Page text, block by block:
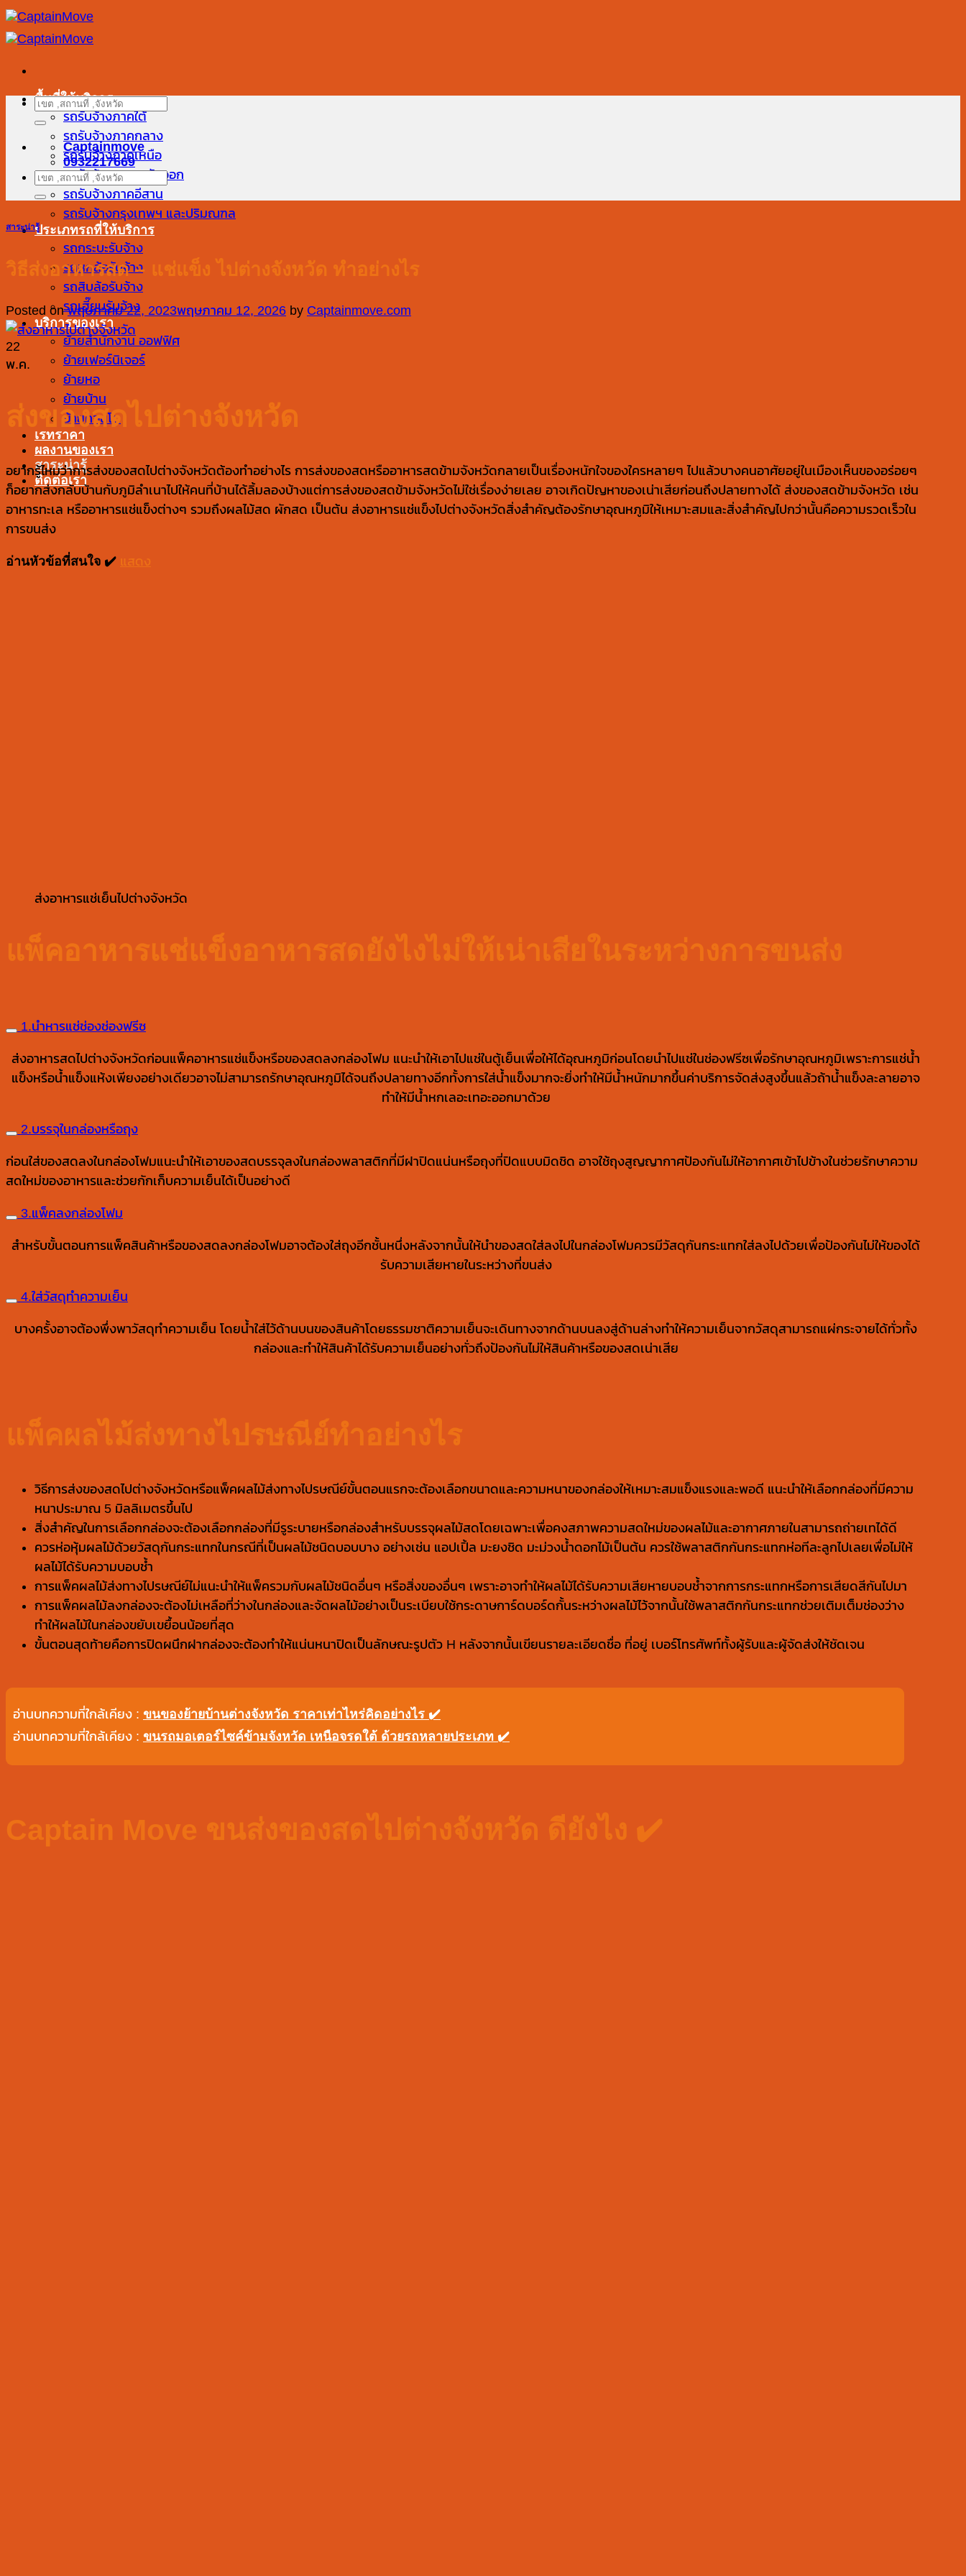
ข้าม
ไป
เนื้อหา
พื้นที่ให้บริการ
รถรับจ้างภาคใต้
รถรับจ้างภาคกลาง
รถรับจ้างภาคเหนือ
รถรับจ้างภาคตะวันออก
รถรับจ้างภาคอีสาน
รถรับจ้างกรุงเทพฯ และปริมณฑล
ประเภทรถที่ให้บริการ
รถกระบะรับจ้าง
รถหกล้อรับจ้าง
รถสิบล้อรับจ้าง
รถเฮี๊ยบรับจ้าง
บริการของเรา
ย้ายสำนักงาน ออฟฟิศ
ย้ายเฟอร์นิเจอร์
ย้ายหอ
ย้ายบ้าน
ย้ายคอนโด
เรทราคา
ผลงานของเรา
สาระน่ารู้
ติดต่อเรา
ค้นหา:
Captainmove
0932217669
ค้นหา:
สาระน่ารู้
วิธีส่งอาหารสด – แช่แข็ง ไปต่างจังหวัด ทำอย่างไร
Posted onพฤษภาคม 22, 2023พฤษภาคม 12, 2026 by Captainmove.com
22
พ.ค.
ส่งของสดไปต่างจังหวัด
อยากรู้ไหมว่าการส่งของสดไปต่างจังหวัดต้องทำอย่างไร การส่งของสดหรืออาหารสดข้ามจังหวัดกลายเป็นเรื่องหนักใจของใครหลายๆ ไปแล้วบางคนอาศัยอยู่ในเมืองเห็นของอร่อยๆ
ก็อยากส่งกลับบ้านกับภูมิลำเนาไปให้คนที่บ้านได้ลิ้มลองบ้างแต่การส่งของสดข้ามจังหวัดไม่ใช่เรื่องง่ายเลย อาจเกิดปัญหาของเน่าเสียก่อนถึงปลายทางได้ ส่งของสดข้ามจังหวัด เช่น
อาหารทะเล หรืออาหารแช่แข็งต่างๆ รวมถึงผลไม้สด ผักสด เป็นต้น ส่งอาหารแช่แข็งไปต่างจังหวัดสิ่งสำคัญต้องรักษาอุณหภูมิให้เหมาะสมและสิ่งสำคัญไปกว่านั้นคือความรวดเร็วใน
การขนส่ง
อ่านหัวข้อที่สนใจ ✔️ แสดง
ส่งอาหารแช่เย็นไปต่างจังหวัด
แพ็คอาหารแช่แข็งอาหารสดยังไงไม่ให้เน่าเสียในระหว่างการขนส่ง
1.นำหารแช่ช่องช่องฟรีซ
ส่งอาหารสดไปต่างจังหวัดก่อนแพ็คอาหารแช่แข็งหรือของสดลงกล่องโฟม แนะนำให้เอาไปแช่ในตู้เย็นเพื่อให้ได้อุณหภูมิก่อนโดยนำไปแช่ในช่องฟรีซเพื่อรักษาอุณหภูมิเพราะการแช่น้ำ
แข็งหรือน้ำแข็งแห้งเพียงอย่างเดียวอาจไม่สามารถรักษาอุณหภูมิได้จนถึงปลายทางอีกทั้งการใส่น้ำแข็งมากจะยิ่งทำให้มีน้ำหนักมากขึ้นค่าบริการจัดส่งสูงขึ้นแล้วถ้าน้ำแข็งละลายอาจ
ทำให้มีน้ำหกเลอะเทอะออกมาด้วย
2.บรรจุในกล่องหรือถุง
ก่อนใส่ของสดลงในกล่องโฟมแนะนำให้เอาของสดบรรจุลงในกล่องพลาสติกที่มีฝาปิดแน่นหรือถุงที่ปิดแบบมิดชิด อาจใช้ถุงสูญญากาศป้องกันไม่ให้อากาศเข้าไปข้างในช่วยรักษาความ
สดใหม่ของอาหารและช่วยกักเก็บความเย็นได้เป็นอย่างดี
3.แพ็คลงกล่องโฟม
สำหรับขั้นตอนการแพ็คสินค้าหรือของสดลงกล่องโฟมอาจต้องใส่ถุงอีกชั้นหนึ่งหลังจากนั้นให้นำของสดใส่ลงไปในกล่องโฟมควรมีวัสดุกันกระแทกใส่ลงไปด้วยเพื่อป้องกันไม่ให้ของได้
รับความเสียหายในระหว่างที่ขนส่ง
4.ใส่วัสดุทำความเย็น
บางครั้งอาจต้องพึ่งพาวัสดุทำความเย็น โดยน้ำใส่ไว้ด้านบนของสินค้าโดยธรรมชาติความเย็นจะเดินทางจากด้านบนลงสู่ด้านล่างทำให้ความเย็นจากวัสดุสามารถแผ่กระจายได้ทั่วทั้ง
กล่องและทำให้สินค้าได้รับความเย็นอย่างทั่วถึงป้องกันไม่ให้สินค้าหรือของสดเน่าเสีย
แพ็คผลไม้ส่งทางไปรษณีย์ทำอย่างไร
วิธีการส่งของสดไปต่างจังหวัดหรือแพ็คผลไม้ส่งทางไปรษณีย์ขั้นตอนแรกจะต้องเลือกขนาดและความหนาของกล่องให้เหมาะสมแข็งแรงและพอดี แนะนำให้เลือกกล่องที่มีความ
หนาประมาณ 5 มิลลิเมตรขึ้นไป
สิ่งสำคัญในการเลือกกล่องจะต้องเลือกกล่องที่มีรูระบายหรือกล่องสำหรับบรรจุผลไม้สดโดยเฉพาะเพื่อคงสภาพความสดใหม่ของผลไม้และอากาศภายในสามารถถ่ายเทได้ดี
ควรห่อหุ้มผลไม้ด้วยวัสดุกันกระแทกในกรณีที่เป็นผลไม้ชนิดบอบบาง อย่างเช่น แอปเปิ้ล มะยงชิด มะม่วงน้ำดอกไม้เป็นต้น ควรใช้พลาสติกกันกระแทกห่อทีละลูกไปเลยเพื่อไม่ให้
ผลไม้ได้รับความบอบช้ำ
การแพ็คผลไม้ส่งทางไปรษณีย์ไม่แนะนำให้แพ็ครวมกับผลไม้ชนิดอื่นๆ หรือสิ่งของอื่นๆ เพราะอาจทำให้ผลไม้ได้รับความเสียหายบอบช้ำจากการกระแทกหรือการเสียดสีกันไปมา
การแพ็คผลไม้ลงกล่องจะต้องไม่เหลือที่ว่างในกล่องและจัดผลไม้อย่างเป็นระเบียบใช้กระดาษการ์ดบอร์ดกั้นระหว่างผลไม้ไว้จากนั้นใช้พลาสติกกันกระแทกช่วยเติมเต็มช่องว่าง
ทำให้ผลไม้ในกล่องขยับเขยื้อนน้อยที่สุด
ขั้นตอนสุดท้ายคือการปิดผนึกฝากล่องจะต้องทำให้แน่นหนาปิดเป็นลักษณะรูปตัว H หลังจากนั้นเขียนรายละเอียดชื่อ ที่อยู่ เบอร์โทรศัพท์ทั้งผู้รับและผู้จัดส่งให้ชัดเจน
อ่านบทความที่ใกล้เคียง : ขนของย้ายบ้านต่างจังหวัด ราคาเท่าไหร่คิดอย่างไร ✔️
อ่านบทความที่ใกล้เคียง : ขนรถมอเตอร์ไซค์ข้ามจังหวัด เหนือจรดใต้ ด้วยรถหลายประเภท ✔️
Captain Move ขนส่งของสดไปต่างจังหวัด ดียังไง ✔️